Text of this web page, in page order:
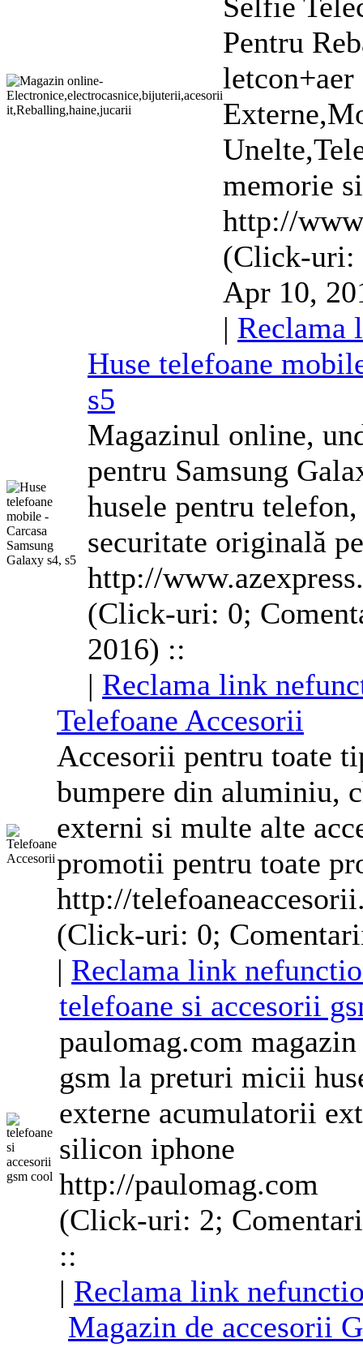
Pentru
Unelte,
memorie
http://
(Click-uri:
Apr 10,
| Reclama
Huse telefoane
s5
Magazinul online,
pentru Samsung
husele pentru
securitate originală
http://
(Click-uri: 0;
2016) ::
| Reclama link
Telefoane Accesorii
Accesorii pentru toate
bumpere din aluminiu,
externi si multe alte
promotii pentru toate
http://
(Click-uri: 0;
| Reclama link
telefoane si accesorii
paulomag.com
gsm la preturi micii
externe acumulatorii
silicon iphone
http://paulomag.com
(Click-uri: 2;
::
| Reclama link
Magazin de accesorii